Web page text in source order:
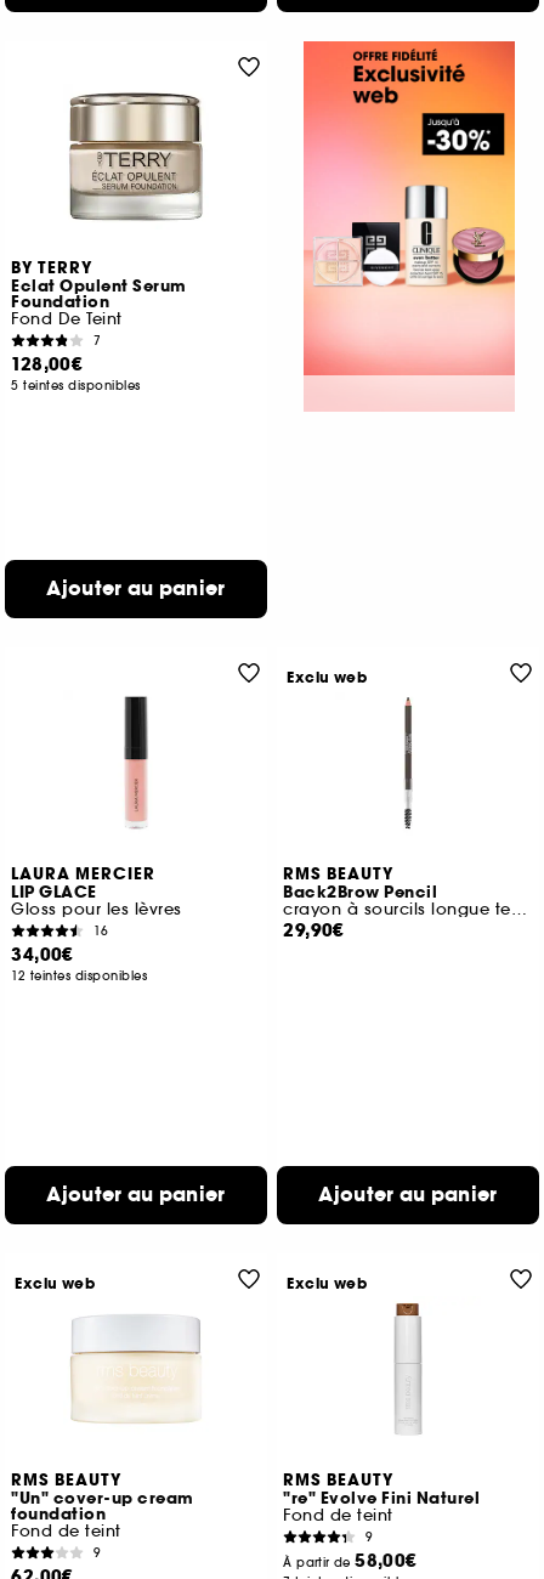
BY TERRY
Eclat Opulent Serum
Foundation
Fond De Teint
7
128,00€
5 teintes disponibles
Ajouter au panier
LAURA MERCIER
LIP GLACE
Gloss pour les lèvres
16
34,00€
12 teintes disponibles
Ajouter au panier
RMS BEAUTY
Back2Brow Pencil
crayon à sourcils longue tenue
29,90€
Ajouter au panier
Exclu web
RMS BEAUTY
"Un" cover-up cream
foundation
Fond de teint
9
Exclu web
RMS BEAUTY
"re" Evolve Fini Naturel
Fond de teint
9
À partir de58,00€
Exclu web